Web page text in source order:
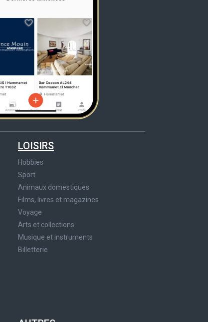
LOISIRS
Hobbies
Sport
Animaux domestiques
Films, livres et magazines
Voyage
Arts et collections
Musique et instruments
Billetterie